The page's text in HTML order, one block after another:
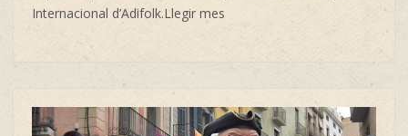
Internacional d’Adifolk.Llegir mes